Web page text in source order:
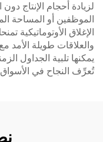
لزيادة أحجام الإنتاج
الموظفين أو المساحة
الإغلاق الأوتوماتيكية
والعلاقات طويلة الأمد
يمكنها تلبية الجداول
تُعرِّف النجاح في الأسواق